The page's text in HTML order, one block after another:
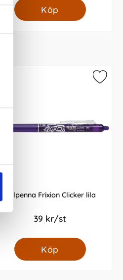
Köp
Kulpenna Frixion Clicker lila
39 kr/st
Köp